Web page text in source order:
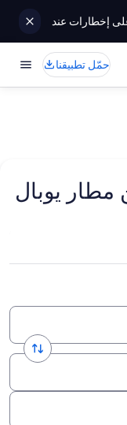
إخطارات عند
حمّل تطبيقنا
يوبال